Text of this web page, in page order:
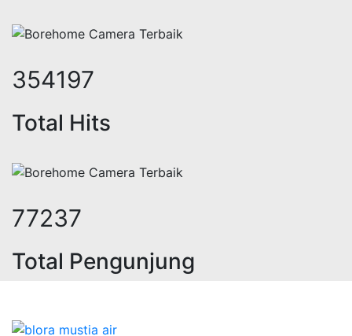
433855
Total Hits
94608
Total Pengunjung